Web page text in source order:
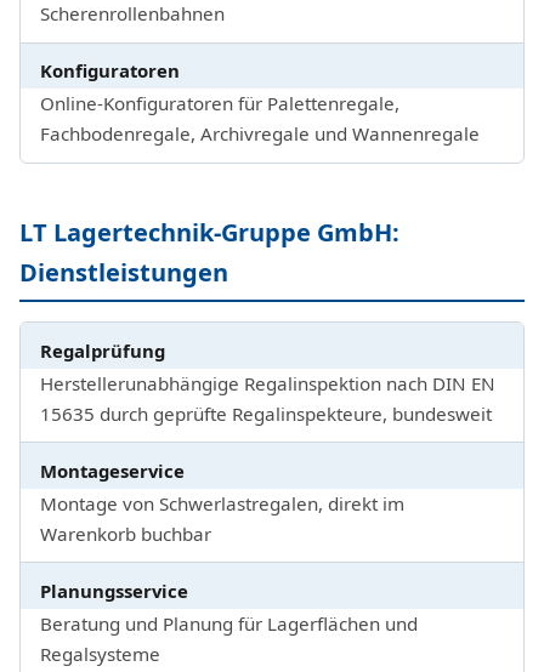
Scherenrollenbahnen
Konfiguratoren
Online-Konfiguratoren für Palettenregale,
Fachbodenregale, Archivregale und Wannenregale
LT Lagertechnik-Gruppe GmbH:
Dienstleistungen
Regalprüfung
Herstellerunabhängige Regalinspektion nach DIN EN
15635 durch geprüfte Regalinspekteure, bundesweit
Montageservice
Montage von Schwerlastregalen, direkt im
Warenkorb buchbar
Planungsservice
Beratung und Planung für Lagerflächen und
Regalsysteme